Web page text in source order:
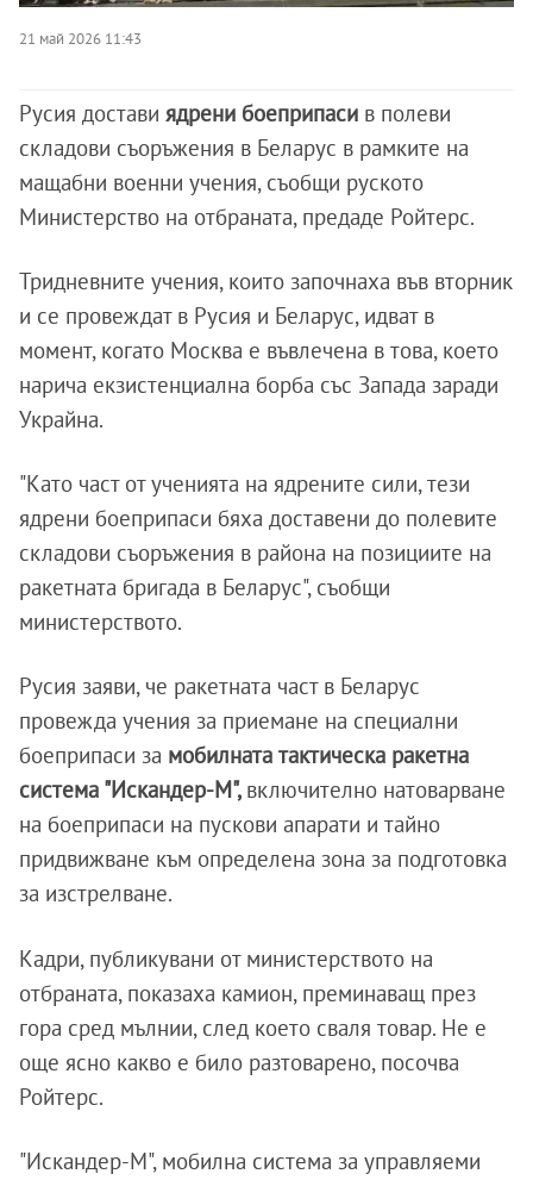
21 май 2026 11:43
Русия достави ядрени боеприпаси в полеви
складови съоръжения в Беларус в рамките на
мащабни военни учения, съобщи руското
Министерство на отбраната, предаде Ройтерс.
Тридневните учения, които започнаха във вторник
и се провеждат в Русия и Беларус, идват в
момент, когато Москва е въвлечена в това, което
нарича екзистенциална борба със Запада заради
Украйна.
"Като част от ученията на ядрените сили, тези
ядрени боеприпаси бяха доставени до полевите
складови съоръжения в района на позициите на
ракетната бригада в Беларус", съобщи
министерството.
Русия заяви, че ракетната част в Беларус
провежда учения за приемане на специални
боеприпаси за мобилната тактическа ракетна
система "Искандер-М", включително натоварване
на боеприпаси на пускови апарати и тайно
придвижване към определена зона за подготовка
за изстрелване.
Кадри, публикувани от министерството на
отбраната, показаха камион, преминаващ през
гора сред мълнии, след което сваля товар. Не е
още ясно какво е било разтоварено, посочва
Ройтерс.
"Искандер-М", мобилна система за управляеми